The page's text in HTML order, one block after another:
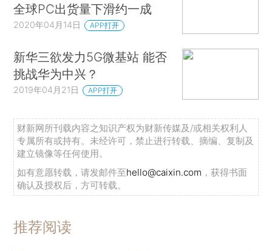
全球PC出货量下滑约一成
2020年04月14日 APP打开
新华三欲发力5G微基站 能否
挑战华为中兴？
2019年04月21日 APP打开
财新网所刊载内容之知识产权为财新传媒及/或相关权利人
专属所有或持有。未经许可，禁止进行转载、摘编、复制及
建立镜像等任何使用。
如有意愿转载，请发邮件至hello@caixin.com ，获得书面
确认及授权后，方可转载。
推荐阅读